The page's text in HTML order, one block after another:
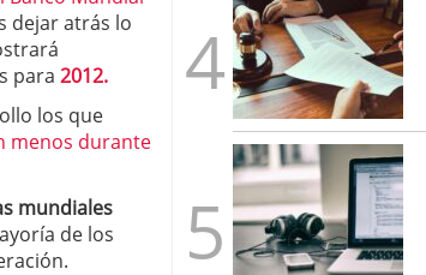
dejar atrás lo
para 2012.
los que
menos durante
mundiales
de los